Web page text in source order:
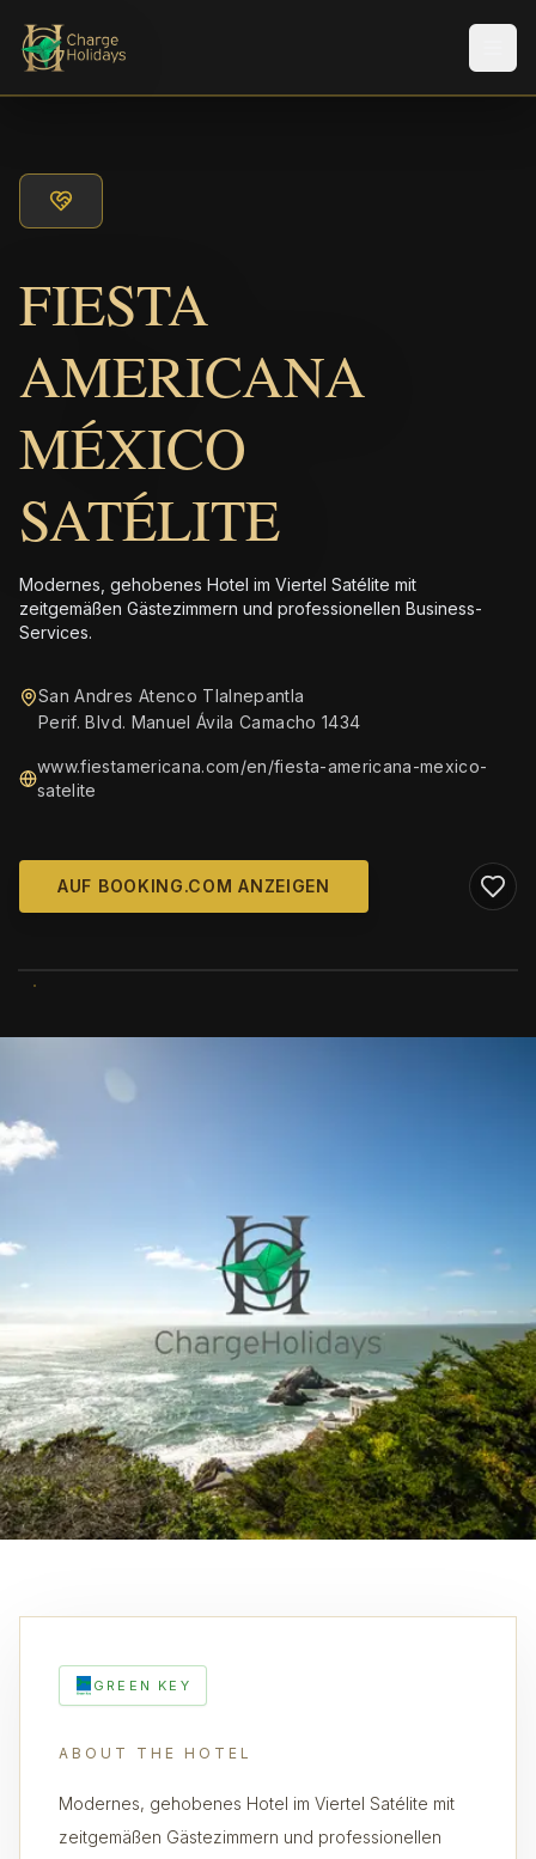
FIESTA
AMERICANA
MÉXICO
SATÉLITE
Modernes, gehobenes Hotel im Viertel Satélite mit
zeitgemäßen Gästezimmern und professionellen Business-
Services.
San Andres Atenco Tlalnepantla
Perif. Blvd. Manuel Ávila Camacho 1434
www.fiestamericana.com/en/fiesta-americana-mexico-
satelite
AUF BOOKING.COM ANZEIGEN
GREEN KEY
ABOUT THE HOTEL
Modernes, gehobenes Hotel im Viertel Satélite mit
zeitgemäßen Gästezimmern und professionellen